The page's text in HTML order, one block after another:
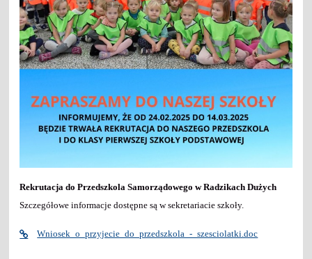
Rekrutacja do Przedszkola Samorządowego w Radzikach Dużych
Szczegółowe informacje dostępne są w sekretariacie szkoły.
Wniosek_o_przyjecie_do_przedszkola_-_szesciolatki.doc